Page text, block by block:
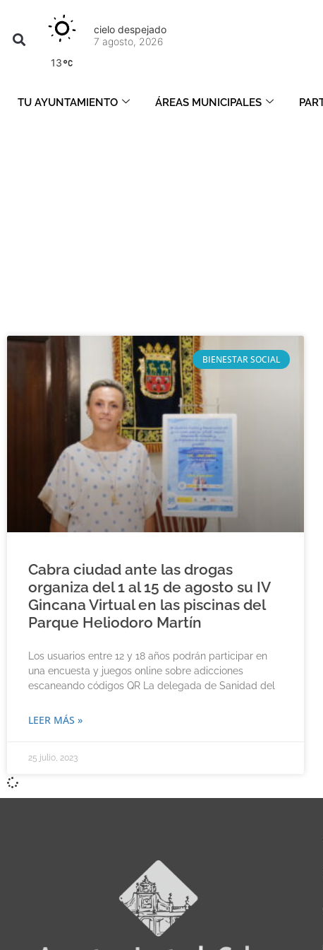
13
cielo despejado
7 agosto, 2026
TU AYUNTAMIENTO ÁREAS MUNICIPALES
BIENESTAR SOCIAL
Cabra ciudad ante las drogas
organiza del 1 al 15 de agosto su IV
Gincana Virtual en las piscinas del
Parque Heliodoro Martín
Los usuarios entre 12 y 18 años podrán participar en
una encuesta y juegos online sobre adicciones
escaneando códigos QR La delegada de Sanidad del
LEER MÁS »
25 julio, 2023